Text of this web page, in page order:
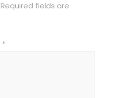
Required fields are
*